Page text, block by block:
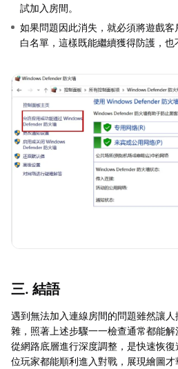
試加入房間。
如果問題因此消失，就必須將遊戲
白名單，這樣既能繼續獲得防護，也
三. 結語
遇到無法加入連線房間的問題雖然讓
雜，照著上述步驟一一檢查通常都能解
從網路底層進行深度調整，是快速恢
位玩家都能順利進入對戰，展現繪圖